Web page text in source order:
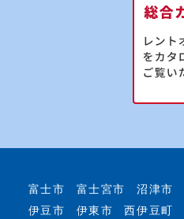
富士市 富士宮市 沼津市
伊豆市
伊東市 西伊豆町